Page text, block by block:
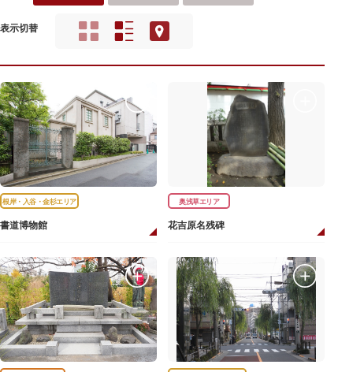
表示切替
根岸・入谷・金杉エリア
書道博物館
奥浅草エリア
花吉原名残碑